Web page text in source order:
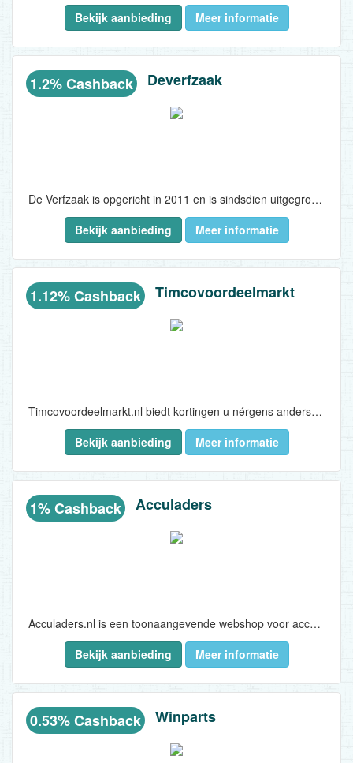
kwaliteitsproducten, gecombineerd met scherpe prijsstellingen door directe inkoop en partijverkoop...
Bekijk aanbieding Meer informatie
1.2% Cashback Deverfzaak
De Verfzaak is opgericht in 2011 en is sindsdien uitgegroeid tot een van de grootste verfzaken in Nederland. In 8 fysieke winkels en op Deverfzaak.nl kunnen consumenten bij specialisten terecht voor advies op het gebied van verf- of behangklus. Het brede assortiment van De Verfzaak bestaat uit producten die behoren tot de bekende verfmerken in Nederland. Doordat de meeste producten op voorraad zijn in het centrale magazijn, kan direct vanuit de voorraad worden geleverd. Hierdoor zijn de levertijden kort en hoeft de consument niet lang te wachten om aan de slag te gaan...
Bekijk aanbieding
Meer informatie
1.12% Cashback Timcovoordeelmarkt
Timcovoordeelmarkt.nl biedt kortingen u nérgens anders tegenkomt voor een altijd variërend assortiment met de beste A-merken in elke productcategorie. Altijd met kortingen tot wel 90%...
Bekijk aanbieding
Meer informatie
1% Cashback Acculaders
Acculaders.nl is een toonaangevende webshop voor acculaders, druppelladers, jumpstarters, laadkabels voor elektrische auto’s en meer. Het productaanbod van Acculaders.nl bestaat uit acculaders, druppelladers, jumpstarters, laadkabels voor elektrische auto’s, powerbanks en alle bijbehorende accessoires...
Bekijk aanbieding
Meer informatie
0.53% Cashback Winparts